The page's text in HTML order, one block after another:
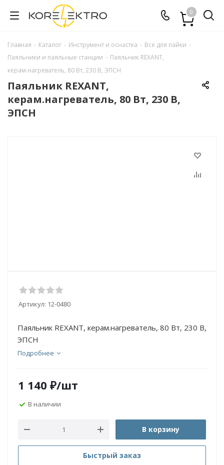
0
Главная - Каталог - Инструмент и оснастка - Все для пайки -
Паяльники и паяльные станции - Паяльник REXANT,
керам.нагреватель, 80 Вт, 230 В, ЭПСН
Паяльник REXANT,
керам.нагреватель, 80 Вт, 230 В,
ЭПСН
Артикул: 12-0480
Паяльник REXANT, керам.нагреватель, 80 Вт, 230 В,
ЭПСН
Подробнее
1 140 ₽/шт
В наличии
В корзину
Быстрый заказ